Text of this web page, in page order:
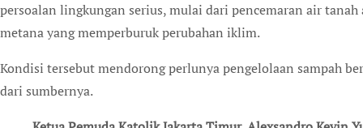
persoalan lingkungan serius, mulai dari pencemaran air
metana yang memperburuk perubahan iklim.
Kondisi tersebut mendorong perlunya pengelolaan sampah
dari sumbernya.